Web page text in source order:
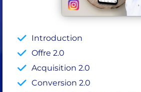
Introduction
Offre 2.0
Acquisition 2.0
Conversion 2.0